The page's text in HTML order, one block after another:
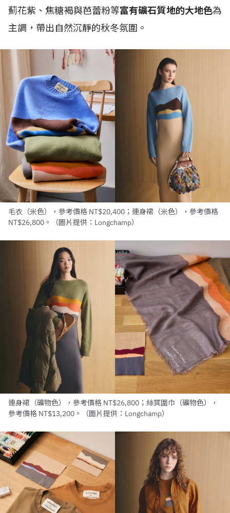
薊花紫、焦糖褐與芭蕾粉等富有礦石質地的大地色為
主調，帶出自然沉靜的秋冬氛圍。
毛衣（米色），參考價格 NT$20,400；連身裙（米色），參考價格
NT$26,800。（圖片提供：Longchamp）
連身裙（礦物色），參考價格 NT$26,800；絲質圍巾（礦物色），
參考價格 NT$13,200。（圖片提供：Longchamp）